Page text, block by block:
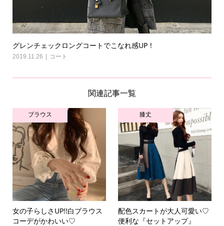
グレンチェックロングコートでこなれ感UP！
2019.11.26 コート
関連記事一覧
ブラウス
女の子らしさUP!!白ブラウス
コーデがかわいい♡
膝丈
配色スカートが大人可愛い♡
便利な『セットアップ』